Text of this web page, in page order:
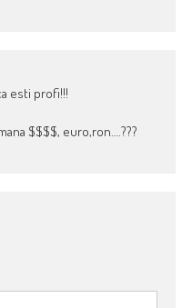
esti profi!!!
$$$$, euro,ron….???